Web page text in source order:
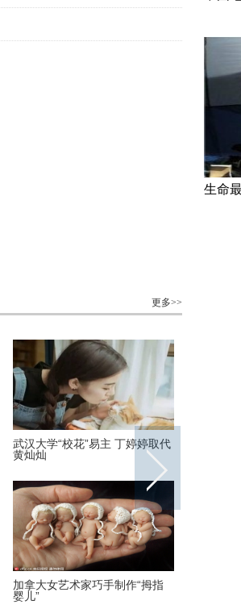
更多>>
武汉大学“校花”易主 丁婷婷取代
黄灿灿
加拿大女艺术家巧手制作“拇指
婴儿”
生命